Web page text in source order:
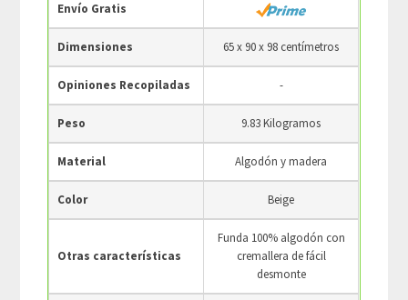
Envío Gratis
Dimensiones 65 x 90 x 98 centímetros
Opiniones Recopiladas -
Peso 9.83 Kilogramos
Material Algodón y madera
Color Beige
Otras características
Funda 100% algodón con
cremallera de fácil
desmonte